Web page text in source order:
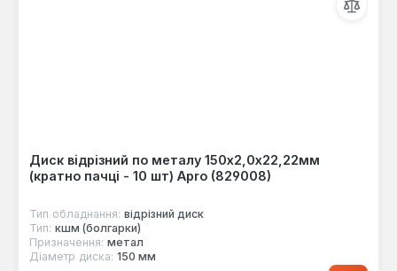
Диск відрізний по металу 150х2,0х22,22мм
(кратно пачці - 10 шт) Apro (829008)
Тип обладнання: відрізний диск
Тип: кшм (болгарки)
Призначення: метал
Діаметр диска: 150 мм